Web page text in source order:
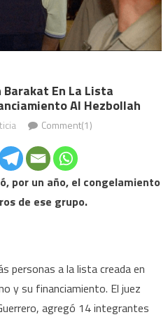
En La Lista
Al Hezbollah
Comment(1)
por un año, el congelamiento
de ese grupo.
personas a la lista creada en
y su financiamiento. El juez
agregó 14 integrantes